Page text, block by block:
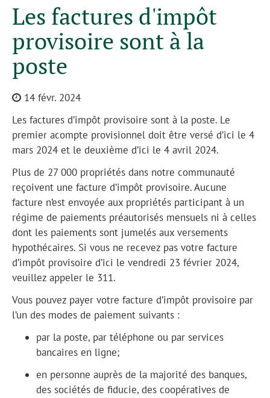
Les factures d'impôt
provisoire sont à la
poste
14 févr. 2024
Les factures d’impôt provisoire sont à la poste. Le
premier acompte provisionnel doit être versé d’ici le 4
mars 2024 et le deuxième d’ici le 4 avril 2024.
Plus de 27 000 propriétés dans notre communauté
reçoivent une facture d’impôt provisoire. Aucune
facture n’est envoyée aux propriétés participant à un
régime de paiements préautorisés mensuels ni à celles
dont les paiements sont jumelés aux versements
hypothécaires. Si vous ne recevez pas votre facture
d’impôt provisoire d’ici le vendredi 23 février 2024,
veuillez appeler le 311.
Vous pouvez payer votre facture d’impôt provisoire par
l’un des modes de paiement suivants :
par la poste, par téléphone ou par services
bancaires en ligne;
en personne auprès de la majorité des banques,
des sociétés de fiducie, des coopératives de